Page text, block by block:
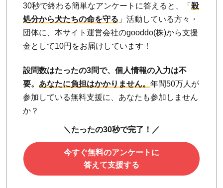
30秒で終わる簡単なアンケートに答えると、「 殺
処分から犬たちの命を守る 」活動している方々・
団体に、本サイト運営会社のgooddo(株)から支援
金として10円をお届けしています！
設問数はたったの3問で、個人情報の入力は不
要。 あなたに負担はかかりません。 年間50万人が
参加している無料支援に、あなたも参加しません
か？
＼たったの30秒で完了！／
今すぐ無料のアンケートに
答えて支援する